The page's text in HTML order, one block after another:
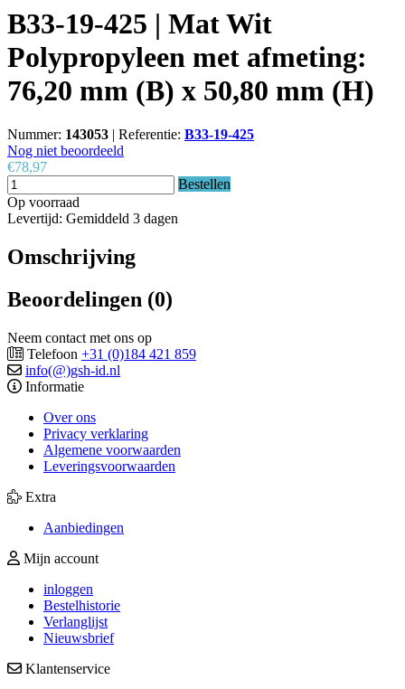
B33-19-425 | Mat Wit
Polypropyleen met afmeting:
76,20 mm (B) x 50,80 mm (H)
Nummer: 143053 | Referentie: B33-19-425
Nog niet beoordeeld
€78,97
Bestellen
Op voorraad
Levertijd: Gemiddeld 3 dagen
Omschrijving
Beoordelingen (0)
Neem contact met ons op
Telefoon +31 (0)184 421 859
info(@)gsh-id.nl
Informatie
Over ons
Privacy verklaring
Algemene voorwaarden
Leveringsvoorwaarden
Extra
Aanbiedingen
Mijn account
inloggen
Bestelhistorie
Verlanglijst
Nieuwsbrief
Klantenservice